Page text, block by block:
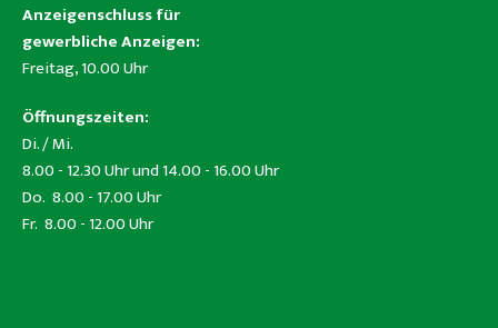
Anzeigenschluss für
gewerbliche Anzeigen:
Freitag, 10.00 Uhr
Öffnungszeiten:
Di. / Mi.
8.00 - 12.30 Uhr und 14.00 - 16.00 Uhr
Do. 8.00 - 17.00 Uhr
Fr. 8.00 - 12.00 Uhr